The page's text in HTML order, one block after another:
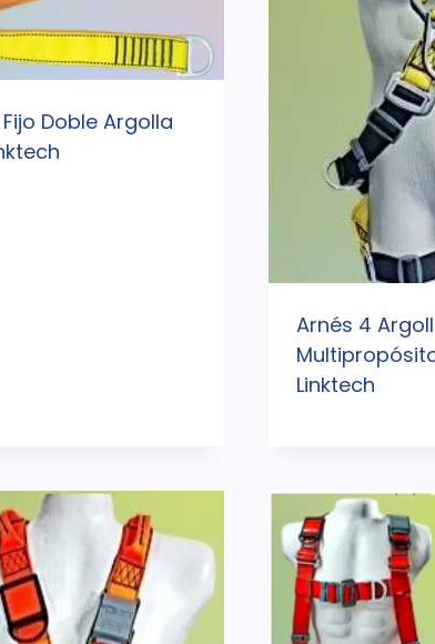
Doble Argolla
Arnés 4
Linktech